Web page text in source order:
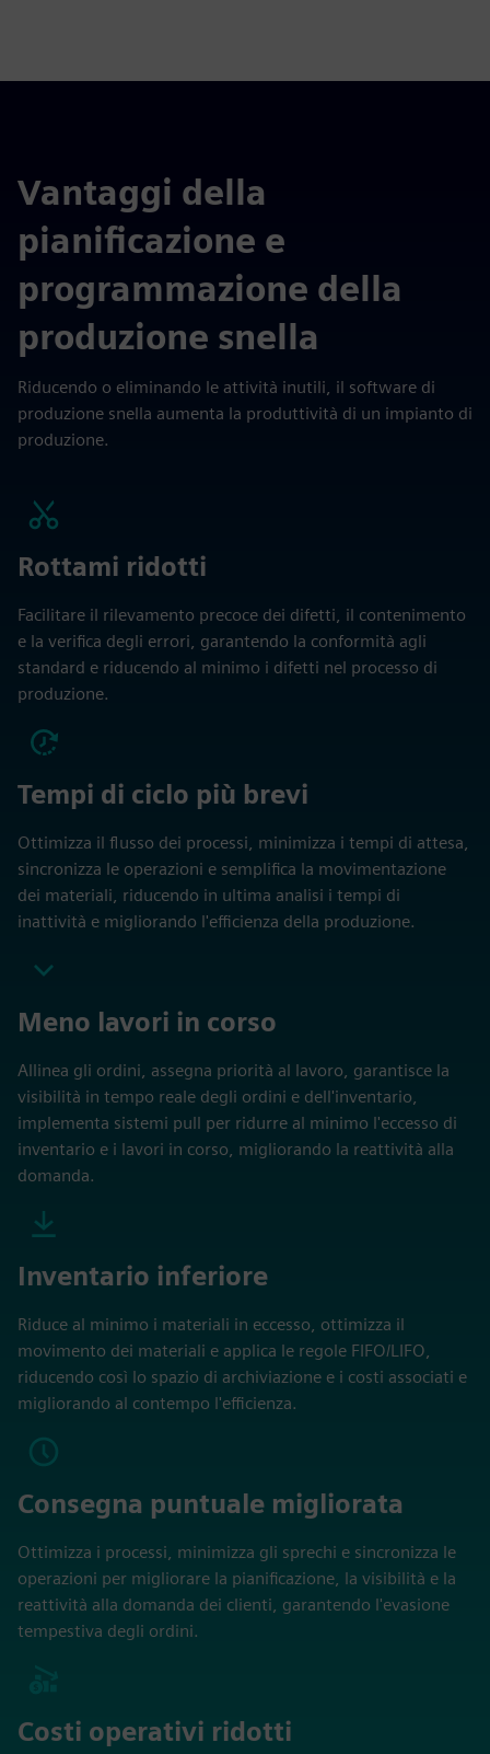
Vantaggi della
pianificazione e
programmazione della
produzione snella
Riducendo o eliminando le attività inutili, il software di
produzione snella aumenta la produttività di un impianto di
produzione.
Rottami ridotti
Facilitare il rilevamento precoce dei difetti, il contenimento
e la verifica degli errori, garantendo la conformità agli
standard e riducendo al minimo i difetti nel processo di
produzione.
Tempi di ciclo più brevi
Ottimizza il flusso dei processi, minimizza i tempi di attesa,
sincronizza le operazioni e semplifica la movimentazione
dei materiali, riducendo in ultima analisi i tempi di
inattività e migliorando l'efficienza della produzione.
Meno lavori in corso
Allinea gli ordini, assegna priorità al lavoro, garantisce la
visibilità in tempo reale degli ordini e dell'inventario,
implementa sistemi pull per ridurre al minimo l'eccesso di
inventario e i lavori in corso, migliorando la reattività alla
domanda.
Inventario inferiore
Riduce al minimo i materiali in eccesso, ottimizza il
movimento dei materiali e applica le regole FIFO/LIFO,
riducendo così lo spazio di archiviazione e i costi associati e
migliorando al contempo l'efficienza.
Consegna puntuale migliorata
Ottimizza i processi, minimizza gli sprechi e sincronizza le
operazioni per migliorare la pianificazione, la visibilità e la
reattività alla domanda dei clienti, garantendo l'evasione
tempestiva degli ordini.
Costi operativi ridotti